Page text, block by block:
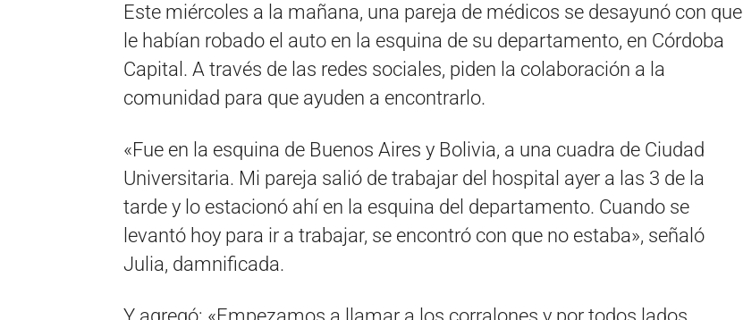
Este miércoles a la mañana, una pareja de médicos se desayunó con que
le habían robado el auto en la esquina de su departamento, en Córdoba
Capital. A través de las redes sociales, piden la colaboración a la
comunidad para que ayuden a encontrarlo.
«Fue en la esquina de Buenos Aires y Bolivia, a una cuadra de Ciudad
Universitaria. Mi pareja salió de trabajar del hospital ayer a las 3 de la
tarde y lo estacionó ahí en la esquina del departamento. Cuando se
levantó hoy para ir a trabajar, se encontró con que no estaba», señaló
Julia, damnificada.